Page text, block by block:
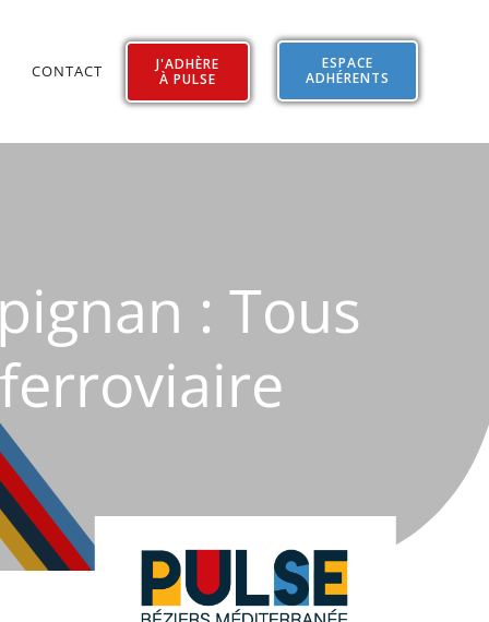
CONTACT
J'ADHÈRE
À PULSE
ESPACE
ADHÉRENTS
: Tous